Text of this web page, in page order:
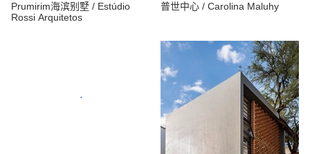
Prumirim海滨别墅 / Estúdio
Rossi Arquitetos
普世中心 / Carolina Maluhy